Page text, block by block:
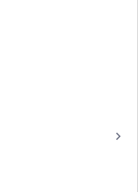
keyboard_arrow_right